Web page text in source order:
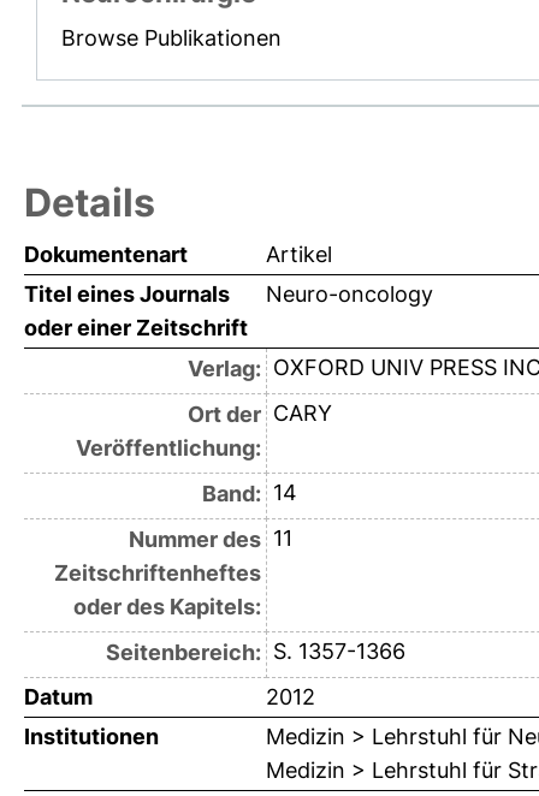
Browse Publikationen
Details
Dokumentenart
Artikel
Titel eines Journals
oder einer Zeitschrift
Neuro-oncology
Verlag: OXFORD UNIV PRESS
Ort der
Veröffentlichung:
CARY
Band: 14
Nummer des
Zeitschriftenheftes
oder des Kapitels:
11
Seitenbereich: S. 1357-1366
Datum
2012
Institutionen
Medizin > Lehrstuhl für
Medizin > Lehrstuhl für